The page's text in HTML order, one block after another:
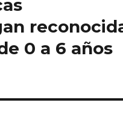
0 a 6 años